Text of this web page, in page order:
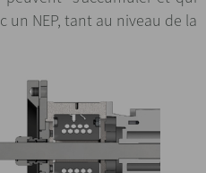
un NEP, tant au niveau de la